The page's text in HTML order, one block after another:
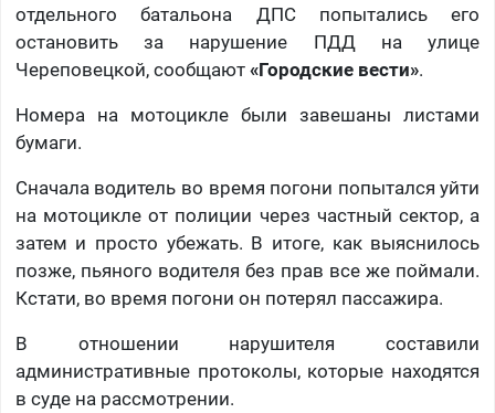
отдельного батальона ДПС попытались его
остановить за нарушение ПДД на улице
Череповецкой, сообщают «Городские вести».
Номера на мотоцикле были завешаны листами
бумаги.
Сначала водитель во время погони попытался уйти
на мотоцикле от полиции через частный сектор, а
затем и просто убежать. В итоге, как выяснилось
позже, пьяного водителя без прав все же поймали.
Кстати, во время погони он потерял пассажира.
В отношении нарушителя составили
административные протоколы, которые находятся
в суде на рассмотрении.